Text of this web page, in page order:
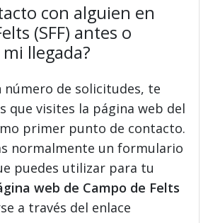
con alguien en
(SFF) antes o
llegada?
número de solicitudes, te
que visites la página web del
primer punto de contacto.
normalmente un formulario
puedes utilizar para tu
web de Campo de Felts
a través del enlace